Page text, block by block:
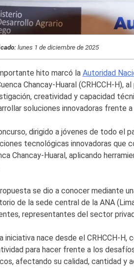
lunes 1 de diciembre de 2025
hito marcó la Autoridad
Chancay-Huaral (CRHCCH-H),
creatividad y capacidad
soluciones innovadoras frente
dirigido a jóvenes de todo el
tecnológicas innovadoras que
Chancay-Huaral, aplicando
se dio a conocer mediante
de la sede central de la ANA
representantes del sector
iniciativa nace desde el CRHCCH-
para hacer frente a los
afectando su calidad, cantidad y